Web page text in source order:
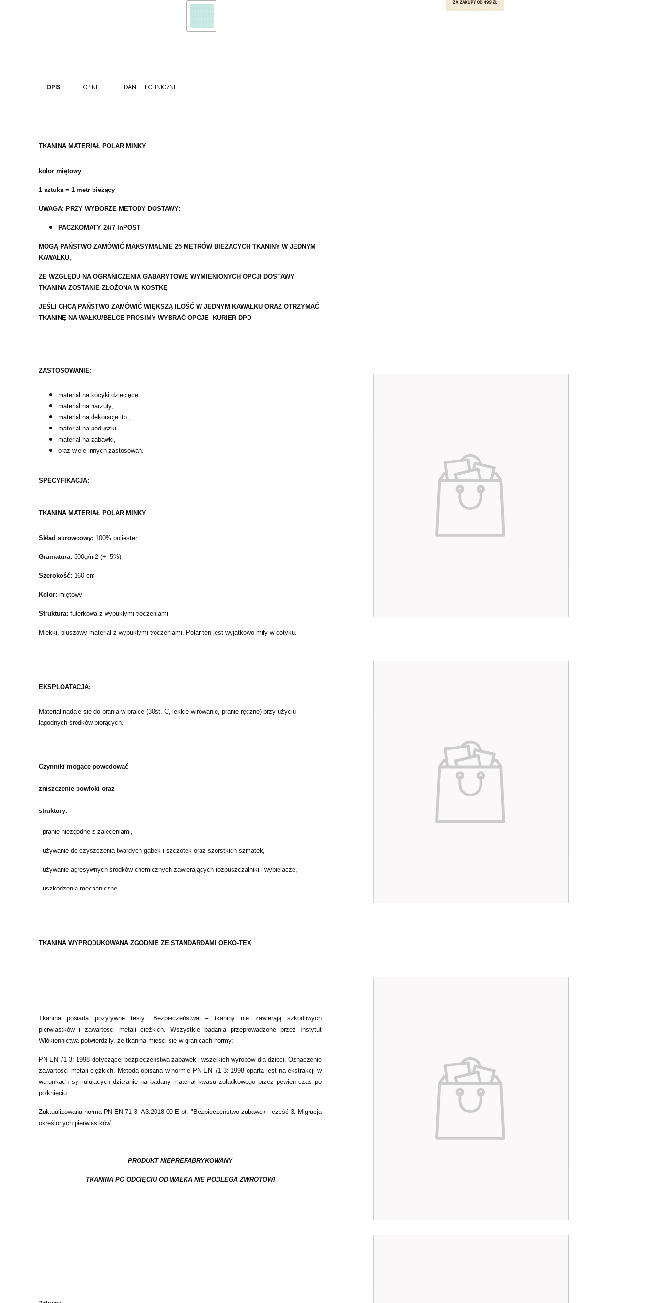
OPIS OPINIE DANE TECHNICZNE
TKANINA MATERIAŁ POLAR MINKY
kolor miętowy
1 sztuka = 1 metr bieżący
UWAGA: PRZY WYBORZE METODY DOSTAWY:
PACZKOMATY 24/7 InPOST
MOGĄ PAŃSTWO ZAMÓWIĆ MAKSYMALNIE 25 METRÓW BIEŻĄCYCH TKANINY W JEDNYM
KAWAŁKU,
ZE WZGLĘDU NA OGRANICZENIA GABARYTOWE WYMIENIONYCH OPCJI DOSTAWY
TKANINA ZOSTANIE ZŁOŻONA W KOSTKĘ
JEŚLI CHCĄ PAŃSTWO ZAMÓWIĆ WIĘKSZĄ ILOŚĆ W JEDNYM KAWAŁKU ORAZ OTRZYMAĆ
TKANINĘ NA WAŁKU/BELCE PROSIMY WYBRAĆ OPCJE KURIER DPD
ZASTOSOWANIE:
materiał na kocyki dziecięce,
materiał na narzuty,
materiał na dekoracje itp.,
materiał na poduszki.
materiał na zabawki,
oraz wiele innych zastosowań.
SPECYFIKACJA:
TKANINA MATERIAŁ POLAR MINKY
Skład surowcowy: 100% poliester
Gramatura: 300g/m2 (+- 5%)
Szerokość: 160 cm
Kolor: miętowy
Struktura: futerkowa z wypukłymi tłoczeniami
Miękki, pluszowy materiał z wypukłymi tłoczeniami. Polar ten jest wyjątkowo miły w dotyku.
EKSPLOATACJA:
Materiał nadaje się do prania w pralce (30st. C, lekkie wirowanie, pranie ręczne) przy użyciu
łagodnych środków piorących.
Czynniki mogące powodować
zniszczenie powłoki oraz
struktury:
- pranie niezgodne z zaleceniami,
- używanie do czyszczenia twardych gąbek i szczotek oraz szorstkich szmatek,
- używanie agresywnych środków chemicznych zawierających rozpuszczalniki i wybielacze,
- uszkodzenia mechaniczne.
TKANINA WYPRODUKOWANA ZGODNIE ZE STANDARDAMI OEKO-TEX
Tkanina posiada pozytywne testy: Bezpieczeństwa – tkaniny nie zawierają szkodliwych
pierwiastków i zawartości metali ciężkich. Wszystkie badania przeprowadzone przez Instytut
Włókiennictwa potwierdziły, że tkanina mieści się w granicach normy:
PN-EN 71-3: 1998 dotyczącej bezpieczeństwa zabawek i wszelkich wyrobów dla dzieci. Oznaczenie
zawartości metali ciężkich. Metoda opisana w normie PN-EN 71-3: 1998 oparta jest na ekstrakcji w
warunkach symulujących działanie na badany materiał kwasu żołądkowego przez pewien czas po
połknięciu.
Zaktualizowana norma PN-EN 71-3+A3:2018-09 E pt. "Bezpieczeństwo zabawek - część 3: Migracja
określonych pierwiastków"
PRODUKT NIEPREFABRYKOWANY
TKANINA PO ODCIĘCIU OD WAŁKA NIE PODLEGA ZWROTOWI